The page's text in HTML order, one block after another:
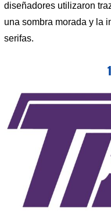
diseñadores utilizaron
una sombra morada y la
serifas.